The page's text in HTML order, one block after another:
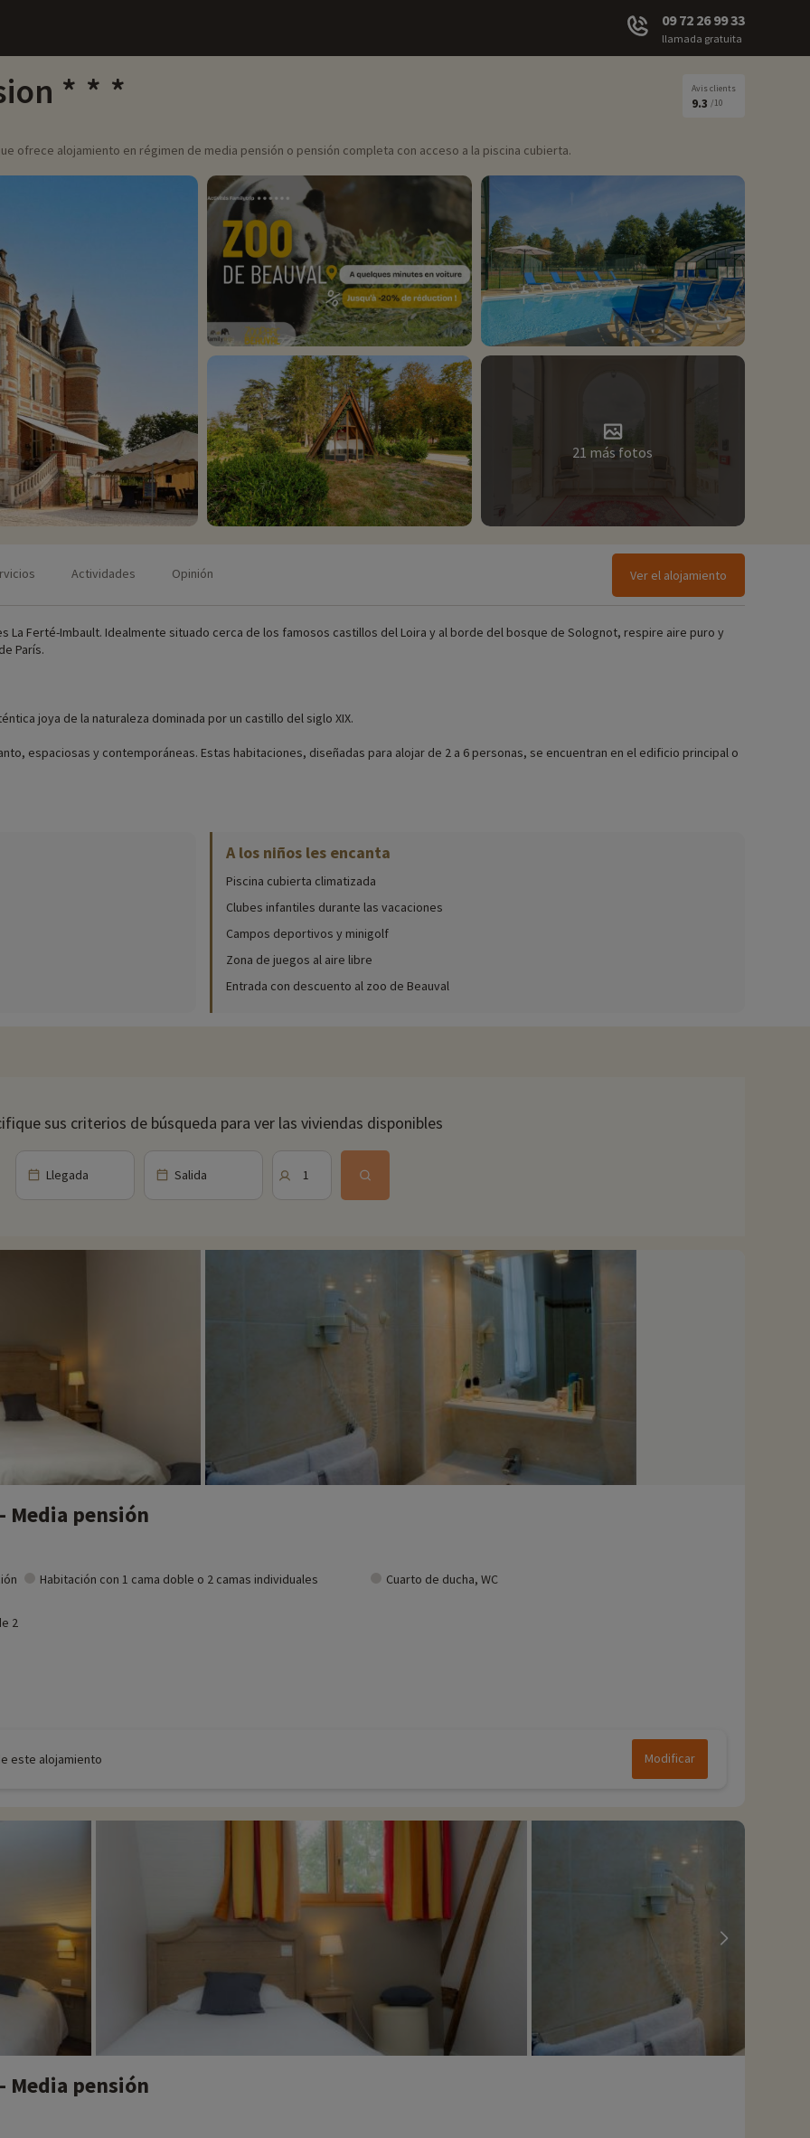
09 72 26 99 33
llamada gratuita
Avis clients
9.3 /10
ofrece alojamiento en régimen de media pensión o pensión completa con acceso a la piscina cubierta.
21 más fotos
Actividades Opinión Ver el alojamiento
La Ferté-Imbault. Idealmente situado cerca de los famosos castillos del Loira y al borde del bosque de Solognot, respire aire puro y
París.
joya de la naturaleza dominada por un castillo del siglo XIX.
espaciosas y contemporáneas. Estas habitaciones, diseñadas para alojar de 2 a 6 personas, se encuentran en el edificio principal o
Mientras sus hijos se divierten, podrá relajarse en una tumbona a la sombra de una sombrilla, sin perderlos de vista.
reservadas muchas diversiones. Mézclese con los demás residentes para disfrutar de actividades deportivas o en la naturaleza.
3 meses a 17 años pueden unirse al club. Los niños están divididos por categorías de edad y los animadores les ofrecen actividades
la carta. Disfrutarás de productos locales y recetas campestres.
perderse. Encontrará más de 4600 especies de animales, como leones blancos, tigres blancos, okapis, manatíes, canguros y, sobre
cerca de nuestro alojamiento: zoo, acuario, etc. Si ya hemos negociado actividades, se pueden reservar con descuento
¡y puede descubrirlas haciendo clic aquí!
A los niños les encanta
Piscina cubierta climatizada
Clubes infantiles durante las vacaciones
Campos deportivos y minigolf
Zona de juegos al aire libre
Entrada con descuento al zoo de Beauval
sus criterios de búsqueda para ver las viviendas disponibles
Llegada Salida 1
Media pensión
Habitación con 1 cama doble o 2 camas individuales Cuarto de ducha, WC
2
este alojamiento Modificar
Media pensión